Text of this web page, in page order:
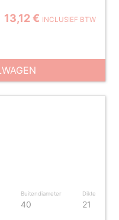
13,12 € INCLUSIEF BTW
Buitendiameter
40
Dikte
21